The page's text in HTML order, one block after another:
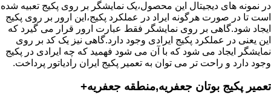
در نمونه های دیجیتال این محصول،یک نمایشگر بر روی پکیج تعبیه شده
است تا در صورت هرگونه ایراد در عملکرد پکیج،این ارور بر روی پکیج
ایجاد شود.گاهی بر روی نمایشگر فقط عبارت ارور قرار می گیرد که
این یعنی در عملکرد پکیج ایرادی وجود دارد.گاهی نیز یک کد بر روی
نمایشگر ایجاد می شود که با آن می شود فهمید که چه ایرادی در پکیج
وجود دارد و راحت تر می توان به تعمیر پکیج ایران رادیاتور پرداخت.
تعمیر پکیج بوتان جعفریه,منطقه جعفریه+